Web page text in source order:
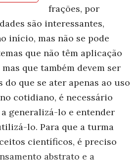
frações, por
são interessantes,
início, mas não se pode
que não têm aplicação
que também devem ser
do que se ater apenas ao uso
cotidiano, é necessário
generalizá-lo e entender
lo. Para que a turma
científicos, é preciso
abstrato e a